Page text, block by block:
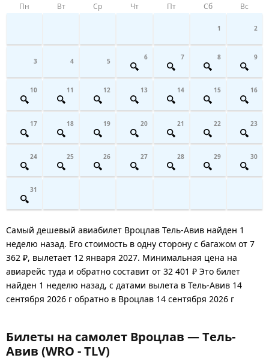
Пн Вт Ср Чт Пт Сб Вс
1 2
3 4 5 6 7 8 9
10 11 12 13 14 15 16
17 18 19 20 21 22 23
24 25 26 27 28 29 30
31
Самый дешевый авиабилет Вроцлав Тель-Авив найден 1
неделю назад. Его стоимость в одну сторону с багажом от 7
362 ₽, вылетает 12 января 2027. Минимальная цена на
авиарейс туда и обратно составит от 32 401 ₽ Это билет
найден 1 неделю назад, с датами вылета в Тель-Авив 14
сентября 2026 г обратно в Вроцлав 14 сентября 2026 г
Билеты на самолет Вроцлав — Тель-
Авив (WRO - TLV)